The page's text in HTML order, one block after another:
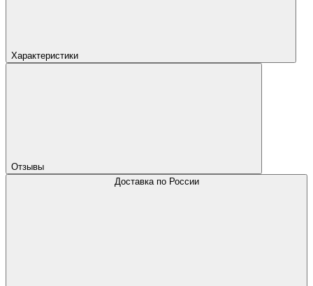
Характеристики
Отзывы
Доставка по России